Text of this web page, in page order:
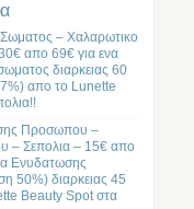
– Χαλαρωτικο
απο 69€ για ενα
διαρκειας 60
απο το Lunette
Προσωπου –
– Σεπολια – 15€ απο
Ενυδατωσης
50%) διαρκειας 45
Beauty Spot στα